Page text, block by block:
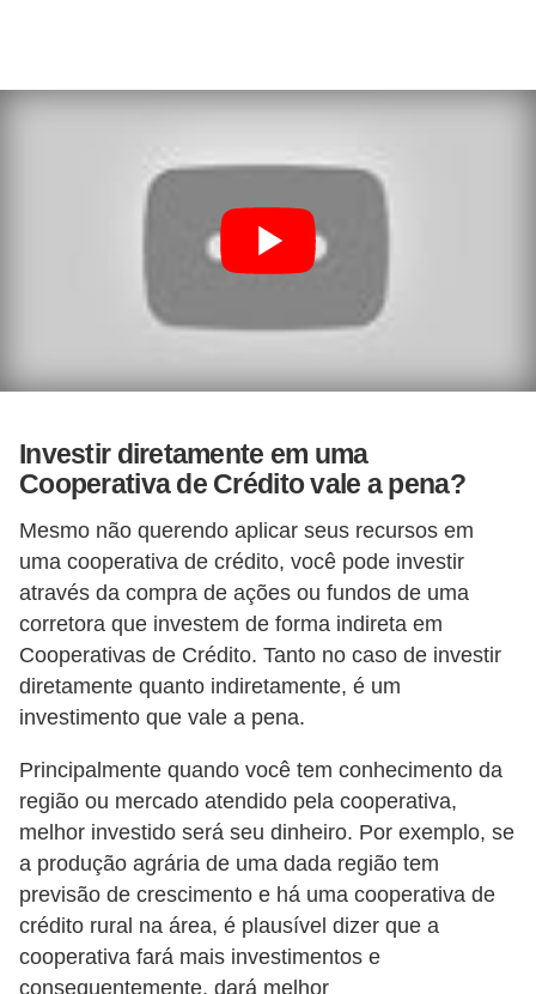
Investir diretamente em uma
Cooperativa de Crédito vale a pena?
Mesmo não querendo aplicar seus recursos em
uma cooperativa de crédito, você pode investir
através da compra de ações ou fundos de uma
corretora que investem de forma indireta em
Cooperativas de Crédito. Tanto no caso de investir
diretamente quanto indiretamente, é um
investimento que vale a pena.
Principalmente quando você tem conhecimento da
região ou mercado atendido pela cooperativa,
melhor investido será seu dinheiro. Por exemplo, se
a produção agrária de uma dada região tem
previsão de crescimento e há uma cooperativa de
crédito rural na área, é plausível dizer que a
cooperativa fará mais investimentos e
consequentemente, dará melhor